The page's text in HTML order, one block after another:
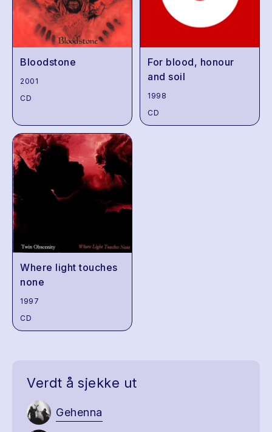
Bloodstone
2001
CD
For blood, honour
and soil
1998
CD
Where light touches
none
1997
CD
Verdt å sjekke ut
Gehenna